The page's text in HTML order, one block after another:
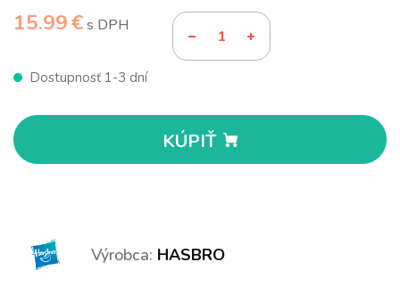
15.99 €s DPH
Dostupnosť 1-3 dní
KÚPIŤ
Výrobca: HASBRO